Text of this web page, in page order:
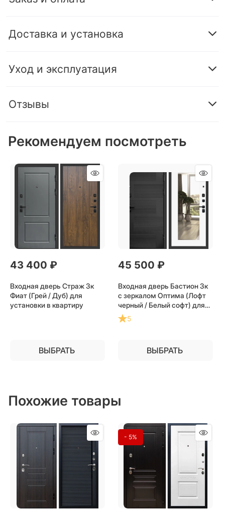
Доставка и установка
Уход и эксплуатация
Отзывы
Рекомендуем посмотреть
43 400 ₽
Входная дверь Страж 3к
Фиат (Грей / Дуб) для
установки в квартиру
ВЫБРАТЬ
45 500 ₽
Входная дверь Бастион 3к
с зеркалом Оптима (Лофт
черный / Белый софт) для
установки в квартиру
5
ВЫБРАТЬ
Похожие товары
- 5%